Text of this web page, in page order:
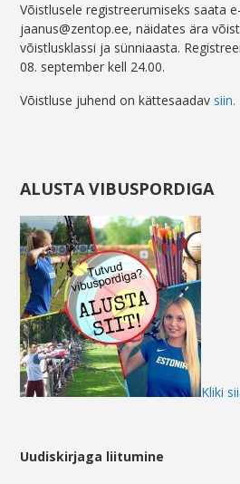
Võistlusele registreerumiseks saata
jaanus@zentop.ee, näidates ära
võistlusklassi ja sünniaasta.
08. september kell 24.00.
Võistluse juhend on kättesaadav siin.
ALUSTA VIBUSPORDIGA
Kliki
Uudiskirjaga liitumine